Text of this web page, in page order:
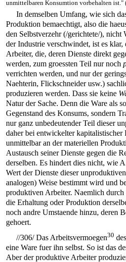
unmittelbaren Konsumtion vorbehalten ist."
In demselben Umfang, wie sich
Produktion bemaechtigt, also die
den Selbstverzehr (/gerichtete/), nicht
der Industrie verschwindet, ist es klar,
Arbeiter, die, deren Dienste direkt
werden, zum groessten Teil nur noch
verrichten werden, und nur der
Naehterin, Flickschneider usw.)
produzieren werden. Dass sie keine
Natur der Sache. Denn die Ware als
Gegenstand des Konsums, sondern
nur ganz unbedeutender Teil dieser
daher bei entwickelter kapitalistischer
unmittelbar an der materiellen
Austausch seiner Dienste gegen die
derselben. Es hindert dies nicht, wie
Wert der Dienste dieser
analogen) Weise bestimmt wird und
produktiven Arbeiter. Naemlich
die Erhaltung oder Produktion
noch andre Umstaende hinzu, deren
gehoert.
//306/Das Arbeitsvermoegen30
eine Ware fuer ihn selbst. So ist das
Aber der produktive Arbeiter